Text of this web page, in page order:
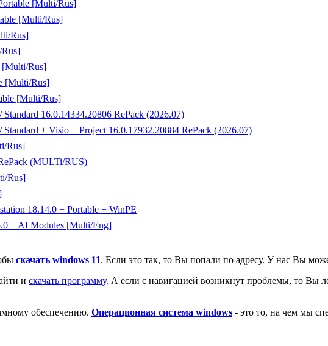
[Multi/Rus]
[Multi/Rus]
Rus]
Rus]
[Multi/Rus]
[Multi/Rus]
[Multi/Rus]
16.0.14334.20806 RePack (2026.07)
+ Visio + Project 16.0.17932.20884 RePack (2026.07)
Rus]
(MULTi/RUS)
Rus]
18.14.0 + Portable + WinPE
+ AI Modules [Multi/Eng]
скачать windows 11. Если это так, то Вы попали по адресу. У нас Вы
и скачать программу. А если с навигацией возникнут проблемы, то Вы
обеспечению. Операционная система windows - это то, на чем мы